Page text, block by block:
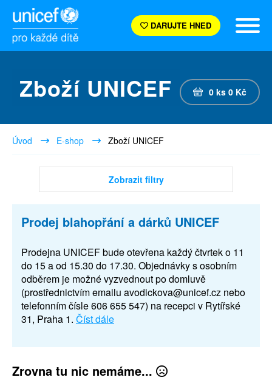
DARUJTE HNED
Zboží UNICEF 0 ks 0 Kč
Úvod E-shop Zboží UNICEF
Zobrazit filtry
Prodej blahopřání a dárků UNICEF
Prodejna UNICEF bude otevřena každý čtvrtek o 11
do 15 a od 15.30 do 17.30. Objednávky s osobním
odběrem je možné vyzvednout po domluvě
(prostřednictvím emailu avodickova@unicef.cz nebo
telefonním čísle 606 655 547) na recepci v Rytířské
31, Praha 1. Číst dále
Zrovna tu nic nemáme...